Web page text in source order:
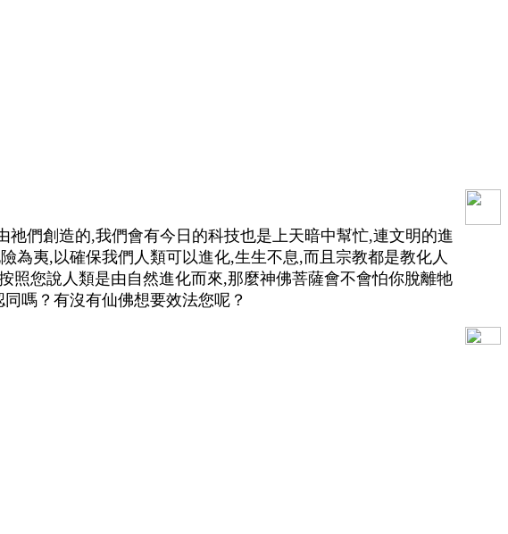
們創造的,我們會有今日的科技也是上天暗中幫忙,連文明的進
為夷,以確保我們人類可以進化,生生不息,而且宗教都是教化人
照您說人類是由自然進化而來,那麼神佛菩薩會不會怕你脫離牠
嗎？有沒有仙佛想要效法您呢？